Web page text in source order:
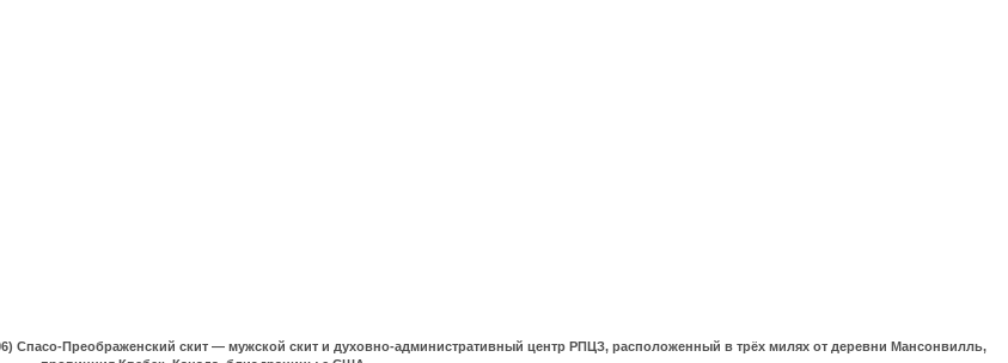
Спасо-Преображенский скит — мужской скит и духовно-административный центр РПЦЗ, расположенный в трёх милях от деревни Мансонвилль,